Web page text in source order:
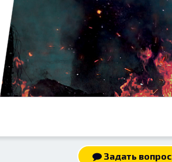
Задать вопрос